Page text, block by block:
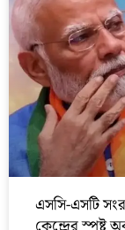
এসসি-এসটি